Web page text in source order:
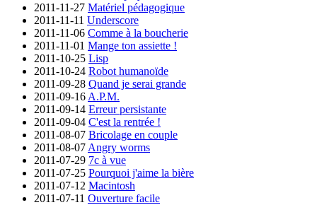
2011-11-27 Matériel pédagogique
2011-11-11 Underscore
2011-11-06 Comme à la boucherie
2011-11-01 Mange ton assiette !
2011-10-25 Lisp
2011-10-24 Robot humanoïde
2011-09-28 Quand je serai grande
2011-09-16 A.P.M.
2011-09-14 Erreur persistante
2011-09-04 C'est la rentrée !
2011-08-07 Bricolage en couple
2011-08-07 Angry worms
2011-07-29 7c à vue
2011-07-25 Pourquoi j'aime la bière
2011-07-12 Macintosh
2011-07-11 Ouverture facile